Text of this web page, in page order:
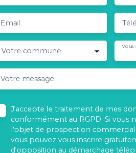
Email
Votre commune -
Vous
Votre message
J'accepte le traitement de mes
conformément au RGPD. Si vous
l'objet de prospection
vous pouvez vous inscrire
d'opposition au démarchage